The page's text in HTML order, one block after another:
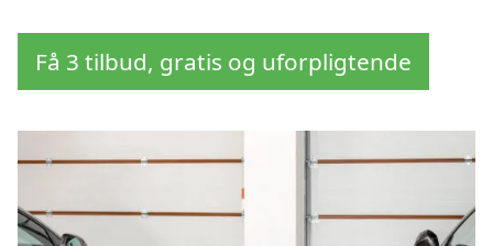
Få 3 tilbud, gratis og uforpligtende